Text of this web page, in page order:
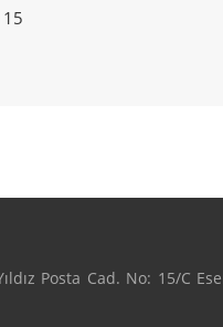
Posta Cad. No: 15/C